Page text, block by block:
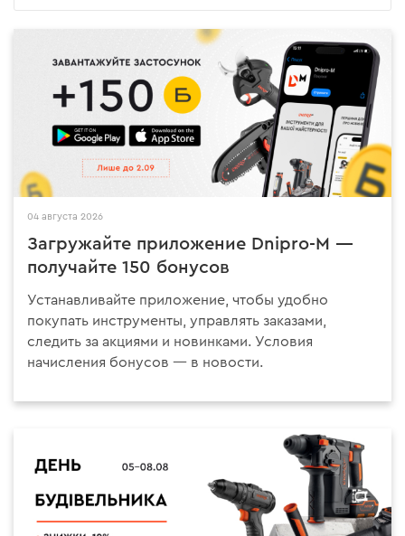
04 августа 2026
Загружайте приложение Dnipro-M —
получайте 150 бонусов
Устанавливайте приложение, чтобы удобно
покупать инструменты, управлять заказами,
следить за акциями и новинками. Условия
начисления бонусов — в новости.